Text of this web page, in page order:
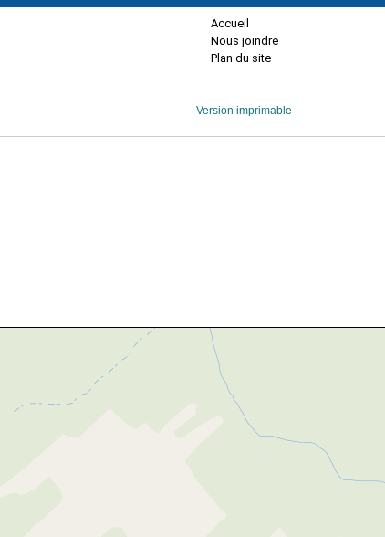
Accueil
Nous joindre
Plan du site
Version imprimable